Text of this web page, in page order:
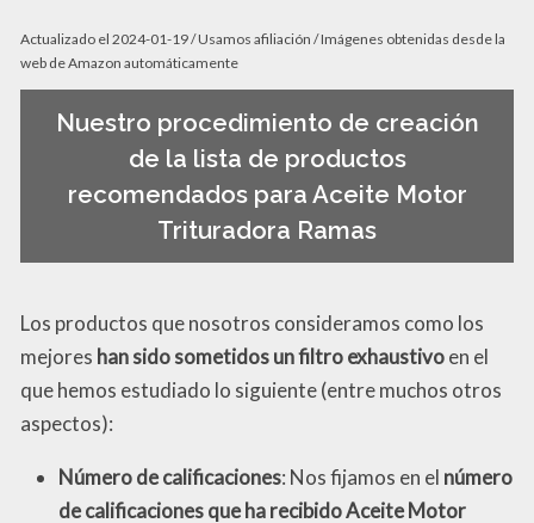
Actualizado el 2024-01-19 / Usamos afiliación / Imágenes obtenidas desde la
web de Amazon automáticamente
Nuestro procedimiento de creación
de la lista de productos
recomendados para Aceite Motor
Trituradora Ramas
Los productos que nosotros consideramos como los
mejores han sido sometidos un filtro exhaustivoen el
que hemos estudiado lo siguiente (entre muchos otros
aspectos):
Número de calificaciones: Nos fijamos en el número
de calificaciones que ha recibido Aceite Motor